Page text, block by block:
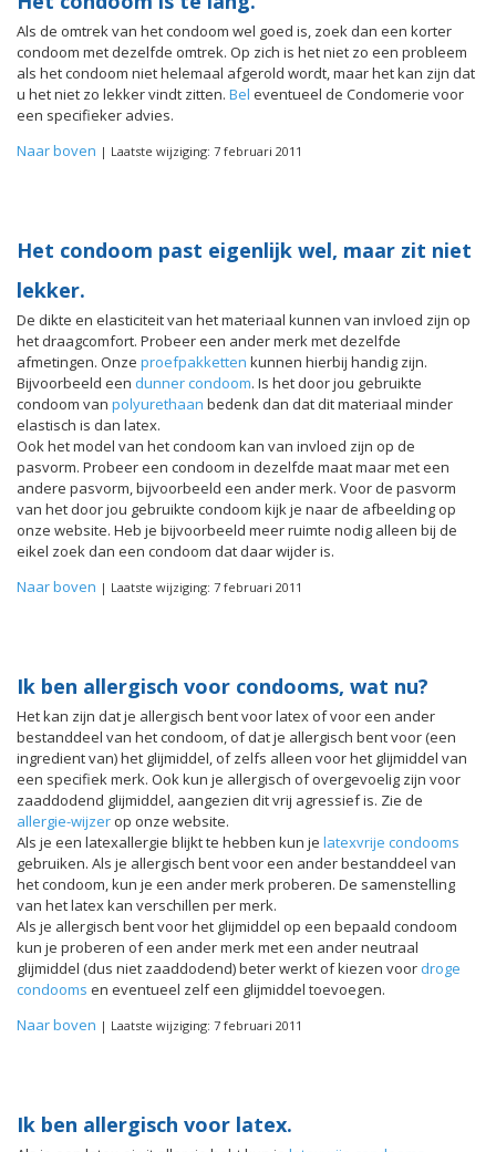
Als de omtrek van het condoom wel goed is, zoek dan een korter
condoom met dezelfde omtrek. Op zich is het niet zo een probleem
als het condoom niet helemaal afgerold wordt, maar het kan zijn dat
u het niet zo lekker vindt zitten. Bel eventueel de Condomerie voor
een specifieker advies.
Naar boven | Laatste wijziging: 7 februari 2011
Het condoom past eigenlijk wel, maar zit niet
lekker.
De dikte en elasticiteit van het materiaal kunnen van invloed zijn op
het draagcomfort. Probeer een ander merk met dezelfde
afmetingen. Onze proefpakketten kunnen hierbij handig zijn.
Bijvoorbeeld een dunner condoom. Is het door jou gebruikte
condoom van polyurethaan bedenk dan dat dit materiaal minder
elastisch is dan latex.
Ook het model van het condoom kan van invloed zijn op de
pasvorm. Probeer een condoom in dezelfde maat maar met een
andere pasvorm, bijvoorbeeld een ander merk. Voor de pasvorm
van het door jou gebruikte condoom kijk je naar de afbeelding op
onze website. Heb je bijvoorbeeld meer ruimte nodig alleen bij de
eikel zoek dan een condoom dat daar wijder is.
Naar boven | Laatste wijziging: 7 februari 2011
Ik ben allergisch voor condooms, wat nu?
Het kan zijn dat je allergisch bent voor latex of voor een ander
bestanddeel van het condoom, of dat je allergisch bent voor (een
ingredient van) het glijmiddel, of zelfs alleen voor het glijmiddel van
een specifiek merk. Ook kun je allergisch of overgevoelig zijn voor
zaaddodend glijmiddel, aangezien dit vrij agressief is. Zie de
allergie-wijzer op onze website.
Als je een latexallergie blijkt te hebben kun je latexvrije condooms
gebruiken. Als je allergisch bent voor een ander bestanddeel van
het condoom, kun je een ander merk proberen. De samenstelling
van het latex kan verschillen per merk.
Als je allergisch bent voor het glijmiddel op een bepaald condoom
kun je proberen of een ander merk met een ander neutraal
glijmiddel (dus niet zaaddodend) beter werkt of kiezen voor droge
condooms en eventueel zelf een glijmiddel toevoegen.
Naar boven | Laatste wijziging: 7 februari 2011
Ik ben allergisch voor latex.